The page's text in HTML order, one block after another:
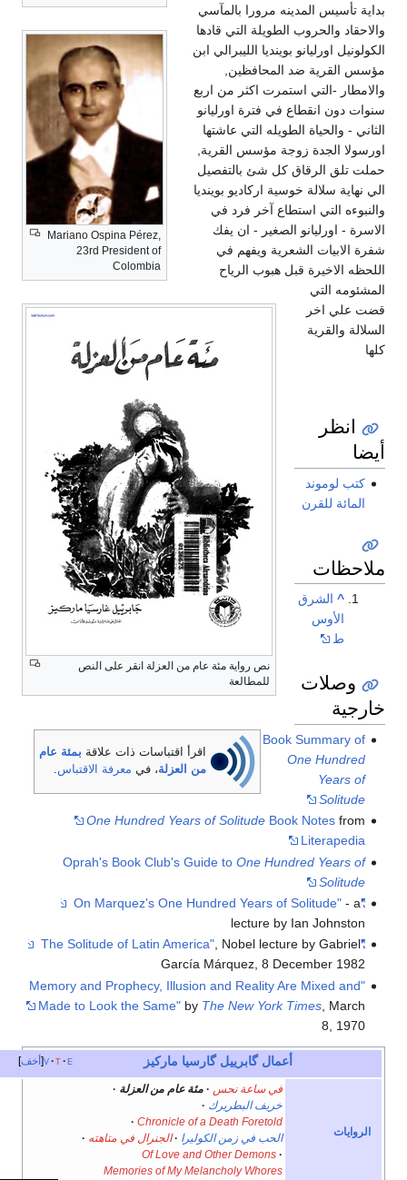
Mariano Ospina Pérez,
23rd President of
Colombia
نص رواية مئة عام من العزلة انقر على النص
للمطالعة
تأسيس المدينه مرورا بالمآسي
والحروب الطويلة التي قادها
اورليانو بوينديا الليبرالي ابن
القرية ضد المحافظين,
-التي استمرت اكثر من اربع
دون انقطاع في فترة اورليانو
- والحياة الطويله التي عاشتها
الجدة زوجة مؤسس القرية,
تلق الرقاق كل شئ بالتفصيل
نهاية سلالة خوسية اركاديو بوينديا
التي استطاع آخر فرد في
- اورليانو الصغير - ان يفك
الابيات الشعرية ويفهم في
الاخيرة قبل هبوب الرياح
التي
علي اخر
والقرية
انظر
كتب لوموند
المائة للقرن
الشرق
وصلات
اقرأ اقتباسات ذات علاقةبمئة عام
من العزلة، فيمعرفة الاقتباس.
Book Summary of
One Hundred
Years of
Solitude
One Hundred Years of Solitude Book Notes from
Literapedia
Oprah's Book Club's Guide toOne Hundred Years of
Solitude
- a
lecture by Ian Johnston
, Nobel lecture by Gabriel
García Márquez, 8 December 1982
"Memory and Prophecy, Illusion and Reality Are Mixed and
Made to Look the Same"byThe New York Times, March
8, 1970
أخف گابرييل گارسيا ماركيز
في ساعة نحس
مئة عام من العزلة
خريف البطريرك
Chronicle of a Death Foretold
الحب في زمن الكوليرا
الجنرال في متاهته
Of Love and Other Demons
Memories of My Melancholy Whores